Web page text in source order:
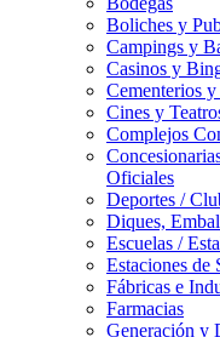
Boliches y
Campings y
Casinos y
Cementerios
Cines y
Complejos
Oficiales
Deportes /
Diques,
Escuelas /
Estaciones de
Fábricas e
Farmacias
Generación y